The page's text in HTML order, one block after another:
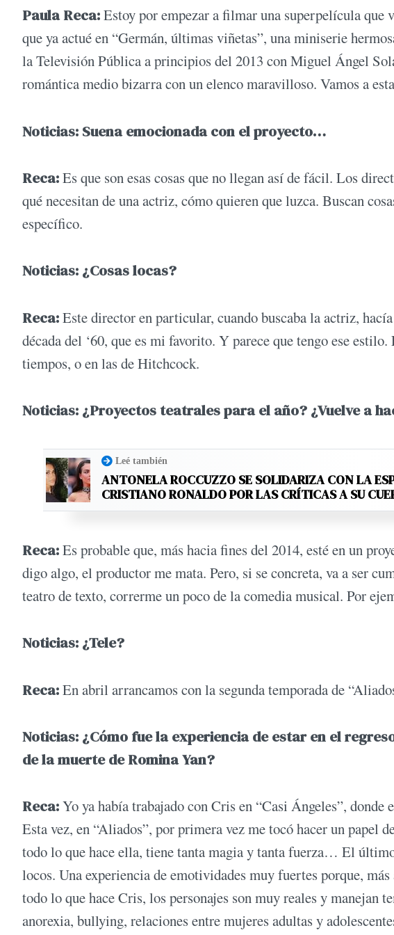
Paula Reca:Estoy por empezar a filmar una superpelícula que
que ya actué en “Germán, últimas viñetas”, una miniserie
la Televisión Pública a principios del 2013 con Miguel Ángel
romántica medio bizarra con un elenco maravilloso. Vamos a
Noticias: Suena emocionada con el proyecto…
Reca:Es que son esas cosas que no llegan así de fácil. Los
qué necesitan de una actriz, cómo quieren que luzca. Buscan
específico.
Noticias: ¿Cosas locas?
Reca:Este director en particular, cuando buscaba la actriz,
década del ‘60, que es mi favorito. Y parece que tengo ese
tiempos, o en las de Hitchcock.
Noticias: ¿Proyectos teatrales para el año? ¿Vuelve a
Leé también
ANTONELA ROCCUZZO SE SOLIDARIZA CON LA
CRISTIANO RONALDO POR LAS CRÍTICAS A SU
Reca:Es probable que, más hacia fines del 2014, esté en un
digo algo, el productor me mata. Pero, si se concreta, va a ser
teatro de texto, correrme un poco de la comedia musical. Por
Noticias: ¿Tele?
Reca:En abril arrancamos con la segunda temporada de
Noticias: ¿Cómo fue la experiencia de estar en el
de la muerte de Romina Yan?
Reca:Yo ya había trabajado con Cris en “Casi Ángeles”, donde
Esta vez, en “Aliados”, por primera vez me tocó hacer un papel
todo lo que hace ella, tiene tanta magia y tanta fuerza… El
locos. Una experiencia de emotividades muy fuertes porque,
todo lo que hace Cris, los personajes son muy reales y manejan
anorexia, bullying, relaciones entre mujeres adultas y